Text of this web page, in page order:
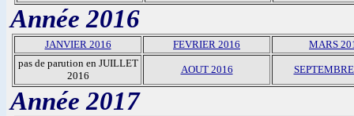
Année 2016
JANVIER 2016 FEVRIER 2016
MARS
pas de parution en JUILLET
2016
AOUT 2016
Année 2017